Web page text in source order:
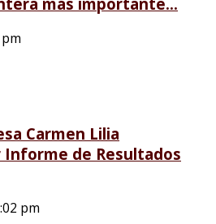
Carmen Lilia
Informe de Resultados
pm